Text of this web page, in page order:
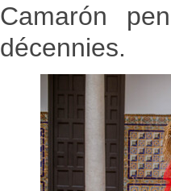
Camarón
décennies.